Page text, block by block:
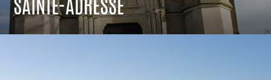
SAINTE-ADRESSE